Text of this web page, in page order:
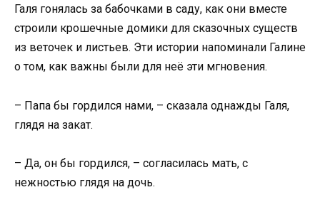
Галя гонялась за бабочками в саду, как они вместе
строили крошечные домики для сказочных существ
из веточек и листьев. Эти истории напоминали Галине
о том, как важны были для неё эти мгновения.
– Папа бы гордился нами, – сказала однажды Галя,
глядя на закат.
– Да, он бы гордился, – согласилась мать, с
нежностью глядя на дочь.